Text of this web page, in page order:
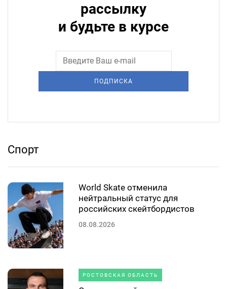
рассылку
и будьте в курсе
ПОДПИСКА
Спорт
World Skate отменила
нейтральный статус для
российских скейтбордистов
08.08.2026
РОСТОВСКАЯ ОБЛАСТЬ